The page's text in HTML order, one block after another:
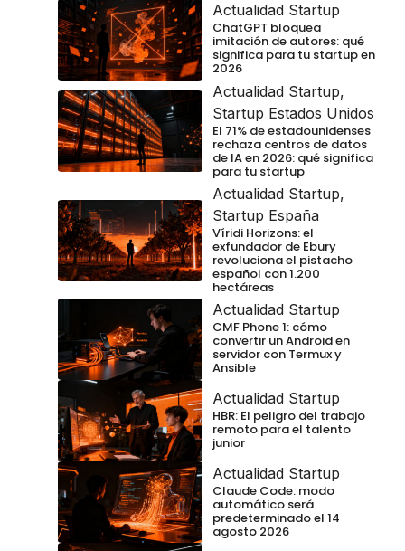
Actualidad Startup
ChatGPT bloquea
imitación de autores: qué
significa para tu startup en
2026
Actualidad Startup,
Startup Estados Unidos
El 71% de estadounidenses
rechaza centros de datos
de IA en 2026: qué significa
para tu startup
Actualidad Startup,
Startup España
Víridi Horizons: el
exfundador de Ebury
revoluciona el pistacho
español con 1.200
hectáreas
Actualidad Startup
CMF Phone 1: cómo
convertir un Android en
servidor con Termux y
Ansible
Actualidad Startup
HBR: El peligro del trabajo
remoto para el talento
junior
Actualidad Startup
Claude Code: modo
automático será
predeterminado el 14
agosto 2026